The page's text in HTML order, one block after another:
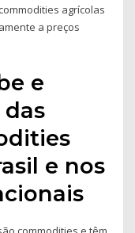
agrícolas
a preços
e
e nos